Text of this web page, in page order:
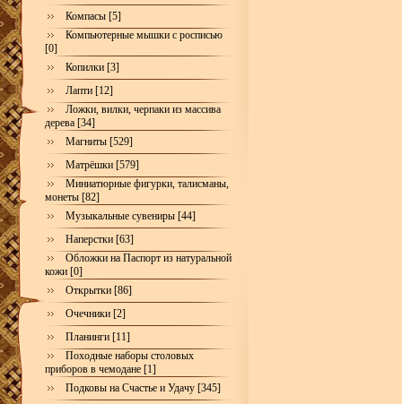
Компасы [5]
Компьютерные мышки с росписью
[0]
Копилки [3]
Лапти [12]
Ложки, вилки, черпаки из массива
дерева [34]
Магниты [529]
Матрёшки [579]
Миниатюрные фигурки, талисманы,
монеты [82]
Музыкальные сувениры [44]
Наперстки [63]
Обложки на Паспорт из натуральной
кожи [0]
Открытки [86]
Очечники [2]
Планинги [11]
Походные наборы столовых
приборов в чемодане [1]
Подковы на Счастье и Удачу [345]